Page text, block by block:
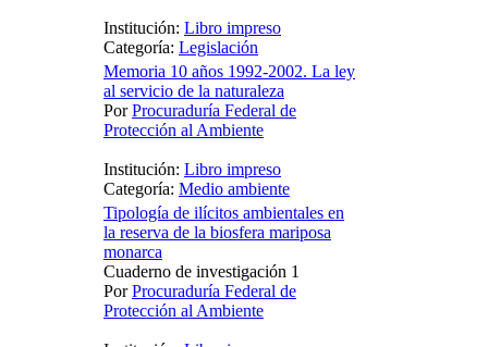
Institución: Libro impreso
Categoría: Legislación
Memoria 10 años 1992-2002. La ley
al servicio de la naturaleza
PorProcuraduría Federal de
Protección al Ambiente
Institución: Libro impreso
Categoría: Medio ambiente
Tipología de ilícitos ambientales en
la reserva de la biosfera mariposa
monarca
Cuaderno de investigación 1
PorProcuraduría Federal de
Protección al Ambiente